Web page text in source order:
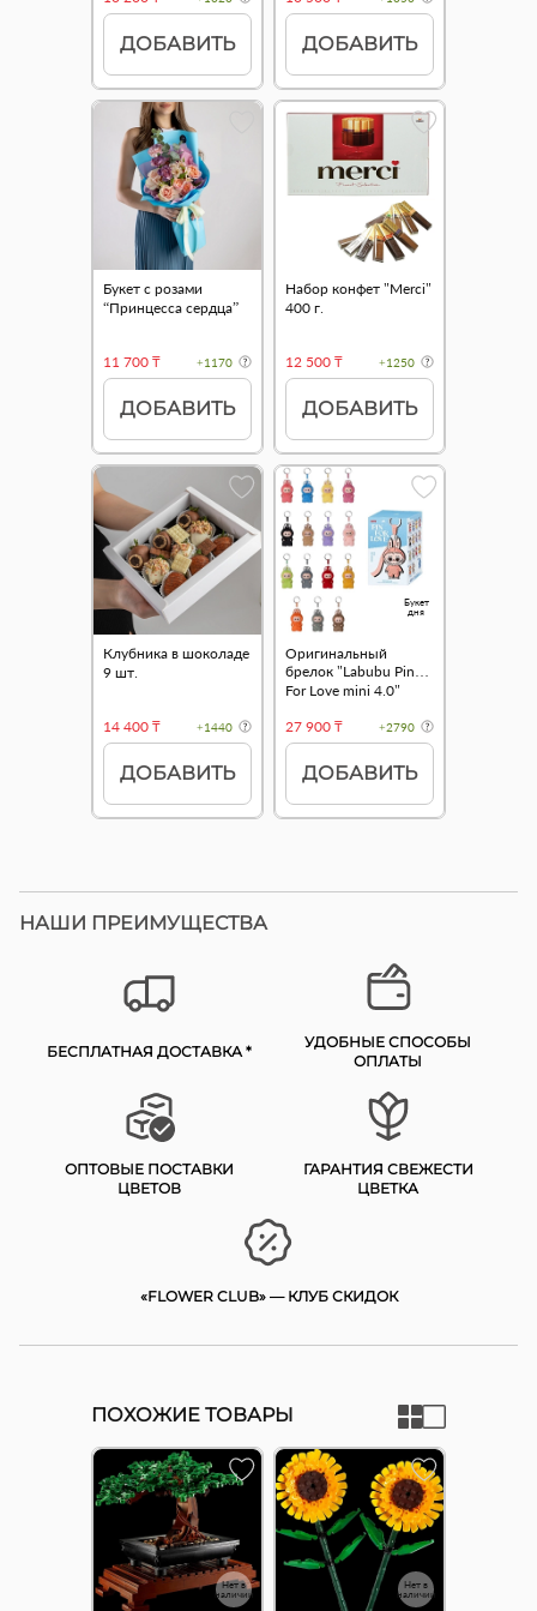
ДОБАВИТЬ ДОБАВИТЬ
Букет с розами
“Принцесса сердца”
11 700 ₸ +1170
ДОБАВИТЬ
Набор конфет "Merci"
400 г.
12 500 ₸ +1250
ДОБАВИТЬ
Клубника в шоколаде
9 шт.
14 400 ₸ +1440
ДОБАВИТЬ
Букет
дня
Оригинальный
брелок "Labubu Pin
For Love mini 4.0"
27 900 ₸
+2790
ДОБАВИТЬ
НАШИ ПРЕИМУЩЕСТВА
БЕСПЛАТНАЯ ДОСТАВКА *
УДОБНЫЕ СПОСОБЫ
ОПЛАТЫ
ОПТОВЫЕ ПОСТАВКИ
ЦВЕТОВ
ГАРАНТИЯ СВЕЖЕСТИ
ЦВЕТКА
«FLOWER CLUB» — КЛУБ СКИДОК
ПОХОЖИЕ ТОВАРЫ
Нет в
наличии
Нет в
наличии